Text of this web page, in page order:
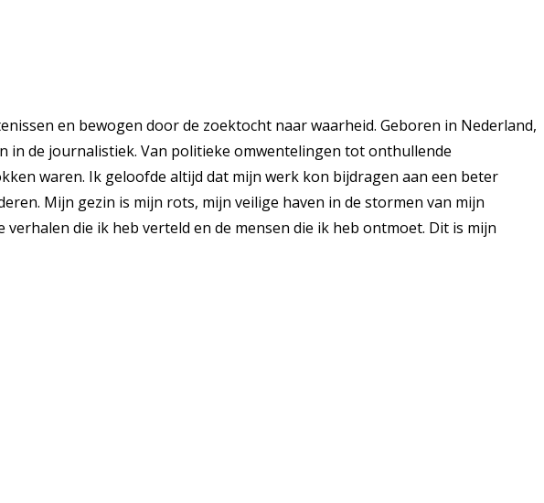
en bewogen door de zoektocht naar waarheid. Geboren in Nederland,
in de journalistiek. Van politieke omwentelingen tot onthullende
waren. Ik geloofde altijd dat mijn werk kon bijdragen aan een beter
Mijn gezin is mijn rots, mijn veilige haven in de stormen van mijn
die ik heb verteld en de mensen die ik heb ontmoet. Dit is mijn